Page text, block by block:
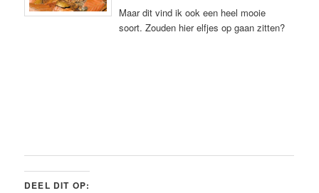
Maar dit vind ik ook een heel mooie
soort. Zouden hier elfjes op gaan zitten?
DEEL DIT OP: